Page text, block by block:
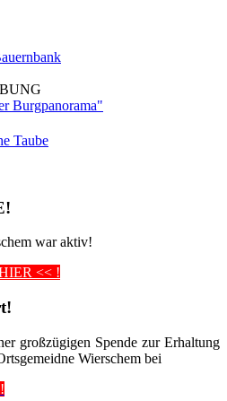
Burgpanorama"
Taube
war aktiv!
<< !
großzügigen Spende zur Erhaltung
Wierschem bei